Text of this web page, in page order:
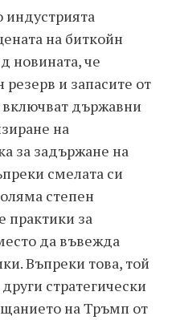
индустрията
на биткойн
новината, че
резерв и запасите от
държавни
на
за задържане на
смелата си
степен
практики за
да въвежда
Въпреки това, той
стратегически
на Тръмп от